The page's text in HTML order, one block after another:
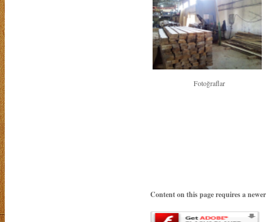
Fotoğraflar
Content on this page requires a